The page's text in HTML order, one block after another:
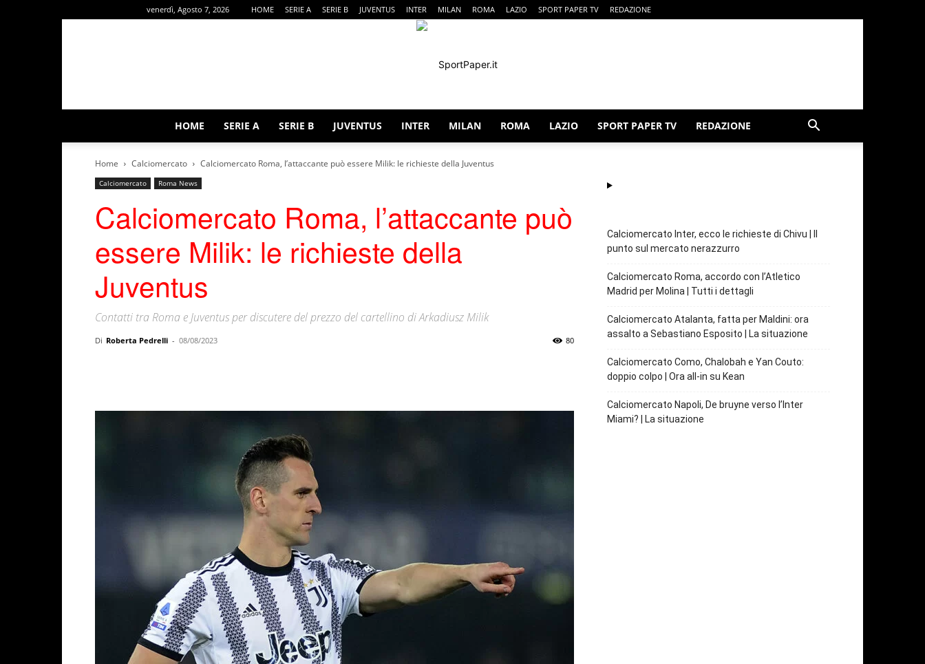
venerdì, Agosto 7, 2026 HOME SERIE A SERIE B JUVENTUS INTER MILAN ROMA LAZIO SPORT PAPER TV REDAZIONE
HOME SERIE A SERIE B JUVENTUS INTER MILAN ROMA LAZIO SPORT PAPER TV REDAZIONE
Home Calciomercato Calciomercato Roma, l’attaccante può essere Milik: le richieste della Juventus
Calciomercato Roma News
Calciomercato Roma, l’attaccante può
essere Milik: le richieste della
Juventus
Contatti tra Roma e Juventus per discutere del prezzo del cartellino di Arkadiusz Milik
Di Roberta Pedrelli - 08/08/2023 80
Calciomercato Inter, ecco le richieste di Chivu | Il
punto sul mercato nerazzurro
Calciomercato Roma, accordo con l’Atletico
Madrid per Molina | Tutti i dettagli
Calciomercato Atalanta, fatta per Maldini: ora
assalto a Sebastiano Esposito | La situazione
Calciomercato Como, Chalobah e Yan Couto:
doppio colpo | Ora all-in su Kean
Calciomercato Napoli, De bruyne verso l’Inter
Miami? | La situazione